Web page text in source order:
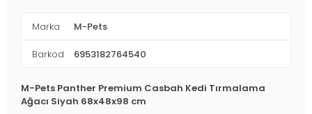
Marka M-Pets
Barkod 6953182764540
M-Pets Panther Premium Casbah Kedi Tırmalama
Ağacı Siyah 68x48x98 cm